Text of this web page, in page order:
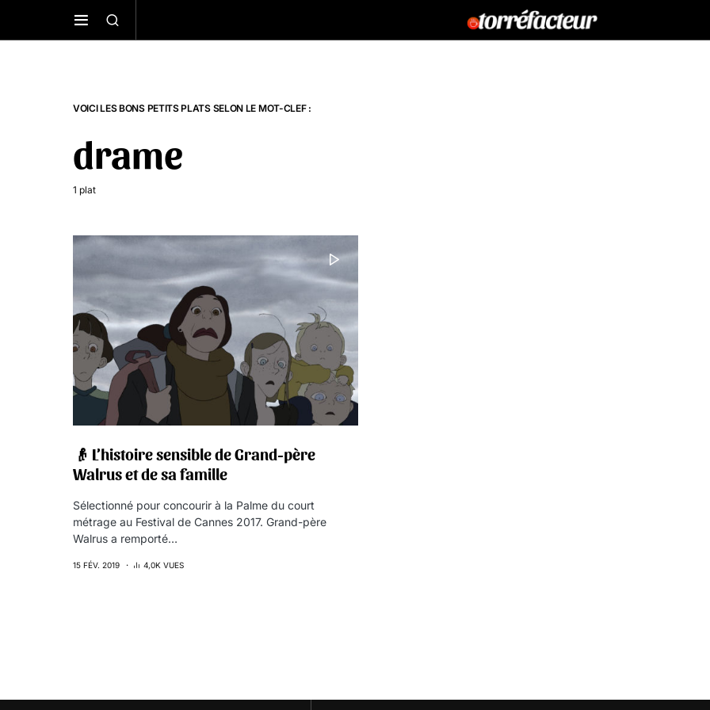
VOICI LES BONS PETITS PLATS SELON LE MOT-CLEF :
drame
1 plat
👴 L’histoire sensible de Grand-père
Walrus et de sa famille
Sélectionné pour concourir à la Palme du court
métrage au Festival de Cannes 2017. Grand-père
Walrus a remporté…
15 FÉV. 2019 4,0K VUES